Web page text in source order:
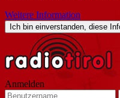
Weitere Information
Ich bin einverstanden, diese
Anmelden